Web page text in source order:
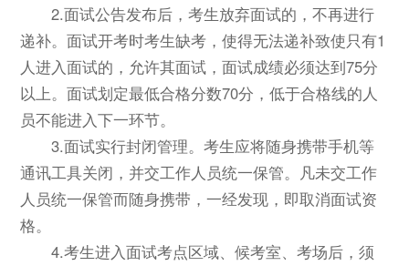
2.面试公告发布后，考生放弃面试的，不再进行
递补。面试开考时考生缺考，使得无法递补致使只有1
人进入面试的，允许其面试，面试成绩必须达到75分
以上。面试划定最低合格分数70分，低于合格线的人
员不能进入下一环节。
3.面试实行封闭管理。考生应将随身携带手机等
通讯工具关闭，并交工作人员统一保管。凡未交工作
人员统一保管而随身携带，一经发现，即取消面试资
格。
4.考生进入面试考点区域、候考室、考场后，须